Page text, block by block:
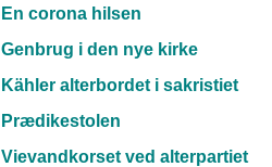
En corona hilsen
Genbrug i den nye kirke
Kähler alterbordet i sakristiet
Prædikestolen
Vievandkorset ved alterpartiet